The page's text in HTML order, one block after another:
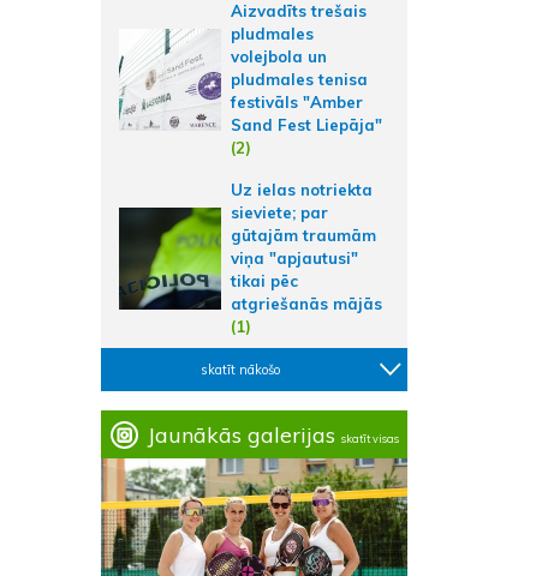
Aizvadīts trešais
pludmales
volejbola un
pludmales tenisa
festivāls "Amber
Sand Fest Liepāja"
(2)
Uz ielas notriekta
sieviete; par
gūtajām traumām
viņa "apjautusi"
tikai pēc
atgriešanās mājās
(1)
skatīt nākošo
Jaunākās galerijas skatīt visas